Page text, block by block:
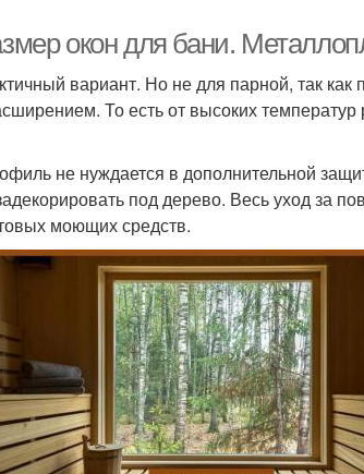
окон для бани.
вариант. Но не для парной, так
То есть от высоких
не нуждается в дополнительной
под дерево. Весь уход за
моющих средств.